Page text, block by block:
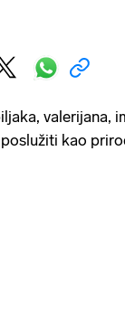
valerijana,
kao